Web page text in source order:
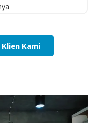
Klien Kami